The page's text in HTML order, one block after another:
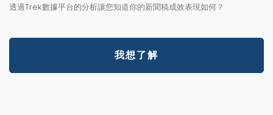
透過Trek數據平台的分析讓您知道你的新聞稿成效表現如何？
我想了解